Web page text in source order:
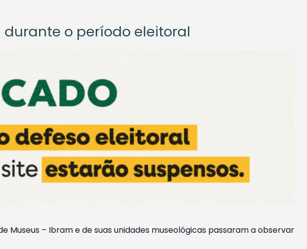
o período eleitoral
Museus – Ibram e de suas unidades museológicas passaram a observar